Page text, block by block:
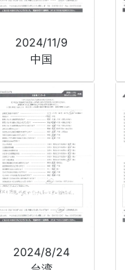
2024/11/9
中国
2024/8/24